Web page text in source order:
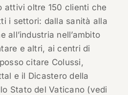
attivi oltre 150 clienti che
i settori: dalla sanità alla
all’industria nell’ambito
e altri, ai centri di
citare Colussi,
e il Dicastero della
Stato del Vaticano (vedi